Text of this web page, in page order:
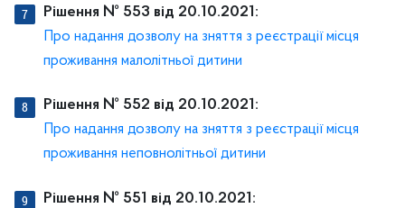
Рішення № 553 від 20.10.2021:
Про надання дозволу на зняття з реєстрації місця
проживання малолітньої дитини
Рішення № 552 від 20.10.2021:
Про надання дозволу на зняття з реєстрації місця
проживання неповнолітньої дитини
Рішення № 551 від 20.10.2021: